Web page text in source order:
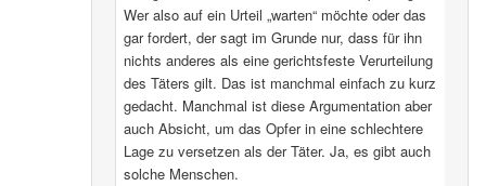
Wer also auf ein Urteil „warten“ möchte oder das
gar fordert, der sagt im Grunde nur, dass für ihn
nichts anderes als eine gerichtsfeste Verurteilung
des Täters gilt. Das ist manchmal einfach zu kurz
gedacht. Manchmal ist diese Argumentation aber
auch Absicht, um das Opfer in eine schlechtere
Lage zu versetzen als der Täter. Ja, es gibt auch
solche Menschen.